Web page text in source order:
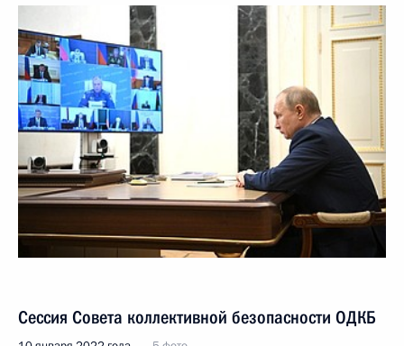
Сессия Совета коллективной безопасности ОДКБ